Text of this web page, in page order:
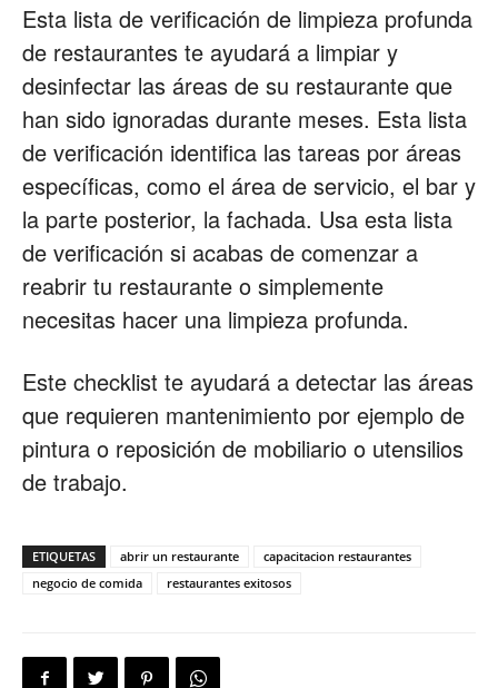
Esta lista de verificación de limpieza profunda
de restaurantes te ayudará a limpiar y
desinfectar las áreas de su restaurante que
han sido ignoradas durante meses. Esta lista
de verificación identifica las tareas por áreas
específicas, como el área de servicio, el bar y
la parte posterior, la fachada. Usa esta lista
de verificación si acabas de comenzar a
reabrir tu restaurante o simplemente
necesitas hacer una limpieza profunda.
Este checklist te ayudará a detectar las áreas
que requieren mantenimiento por ejemplo de
pintura o reposición de mobiliario o utensilios
de trabajo.
ETIQUETAS abrir un restaurante
capacitacion restaurantes
negocio de comida
restaurantes exitosos